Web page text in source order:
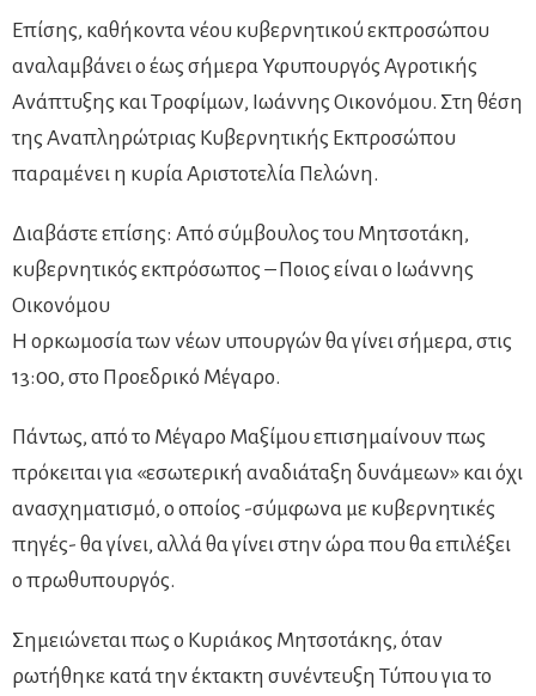
Επίσης, καθήκοντα νέου κυβερνητικού εκπροσώπου
αναλαμβάνει ο έως σήμερα Υφυπουργός Αγροτικής
Ανάπτυξης και Τροφίμων, Ιωάννης Οικονόμου. Στη θέση
της Αναπληρώτριας Κυβερνητικής Εκπροσώπου
παραμένει η κυρία Αριστοτελία Πελώνη.
Διαβάστε επίσης: Από σύμβουλος του Μητσοτάκη,
κυβερνητικός εκπρόσωπος – Ποιος είναι ο Ιωάννης
Οικονόμου
Η ορκωμοσία των νέων υπουργών θα γίνει σήμερα, στις
13:00, στο Προεδρικό Μέγαρο.
Πάντως, από το Μέγαρο Μαξίμου επισημαίνουν πως
πρόκειται για «εσωτερική αναδιάταξη δυνάμεων» και όχι
ανασχηματισμό, ο οποίος -σύμφωνα με κυβερνητικές
πηγές- θα γίνει, αλλά θα γίνει στην ώρα που θα επιλέξει
ο πρωθυπουργός.
Σημειώνεται πως ο Κυριάκος Μητσοτάκης, όταν
ρωτήθηκε κατά την έκτακτη συνέντευξη Τύπου για το